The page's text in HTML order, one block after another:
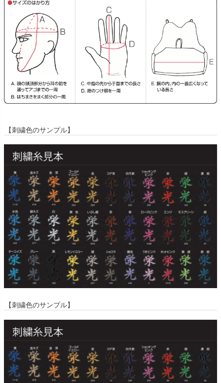
【刺繍色のサンプル】
【刺繍色のサンプル】